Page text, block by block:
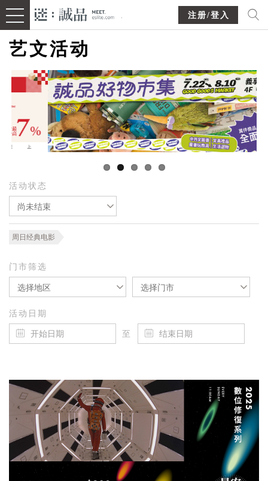
注册/登入
艺文活动
活动状态
尚未结束
周日经典电影
门市筛选
选择地区 选择门市
活动日期
至